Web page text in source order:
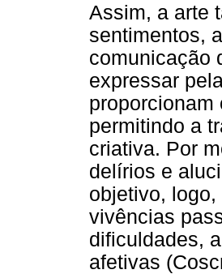
Assim, a arte
sentimentos,
comunicação
expressar
permitindo a
criativa. Por
delírios e
objetivo,
vivências
dificuldades,
afetivas